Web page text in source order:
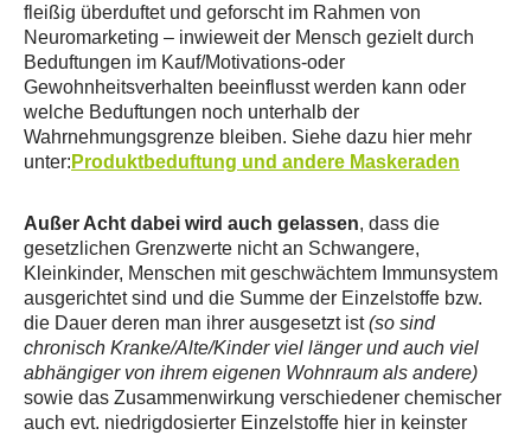
fleißig überduftet und geforscht im Rahmen von
Neuromarketing – inwieweit der Mensch gezielt durch
Beduftungen im Kauf/Motivations-oder
Gewohnheitsverhalten beeinflusst werden kann oder
welche Beduftungen noch unterhalb der
Wahrnehmungsgrenze bleiben. Siehe dazu hier mehr
unter: Produktbeduftung und andere Maskeraden
Außer Acht dabei wird auch gelassen, dass die
gesetzlichen Grenzwerte nicht an Schwangere,
Kleinkinder, Menschen mit geschwächtem Immunsystem
ausgerichtet sind und die Summe der Einzelstoffe bzw.
die Dauer deren man ihrer ausgesetzt ist(so sind
chronisch Kranke/Alte/Kinder viel länger und auch viel
abhängiger von ihrem eigenen Wohnraum als andere)
sowie das Zusammenwirkung verschiedener chemischer
auch evt. niedrigdosierter Einzelstoffe hier in keinster